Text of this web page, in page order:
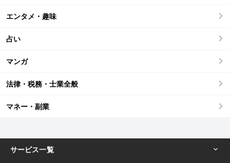
エンタメ・趣味
占い
マンガ
法律・税務・士業全般
マネー・副業